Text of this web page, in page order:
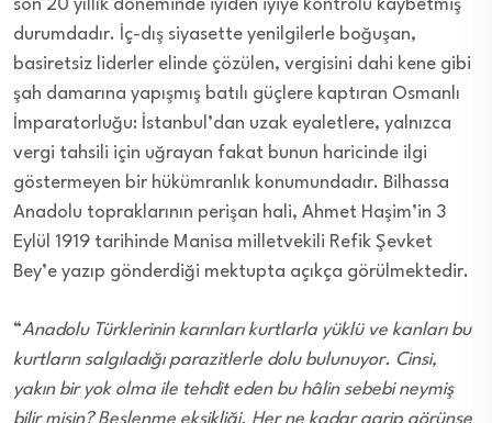
son 20 yıllık döneminde iyiden iyiye kontrolü kaybetmiş
durumdadır. İç-dış siyasette yenilgilerle boğuşan,
basiretsiz liderler elinde çözülen, vergisini dahi kene gibi
şah damarına yapışmış batılı güçlere kaptıran Osmanlı
İmparatorluğu: İstanbul’dan uzak eyaletlere, yalnızca
vergi tahsili için uğrayan fakat bunun haricinde ilgi
göstermeyen bir hükümranlık konumundadır. Bilhassa
Anadolu topraklarının perişan hali, Ahmet Haşim’in 3
Eylül 1919 tarihinde Manisa milletvekili Refik Şevket
Bey’e yazıp gönderdiği mektupta açıkça görülmektedir.
“Anadolu Türklerinin karınları kurtlarla yüklü ve kanları bu
kurtların salgıladığı parazitlerle dolu bulunuyor. Cinsi,
yakın bir yok olma ile tehdit eden bu hâlin sebebi neymiş
bilir misin? Beslenme eksikliği. Her ne kadar garip görünse